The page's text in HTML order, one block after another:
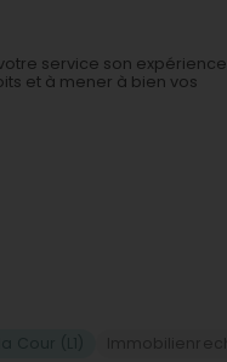
votre service son expérience
et à mener à bien vos